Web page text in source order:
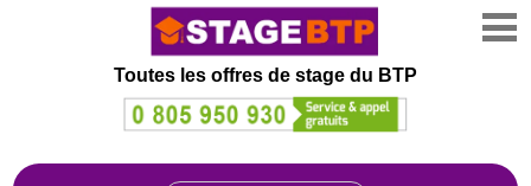
Toutes les offres de stage du BTP